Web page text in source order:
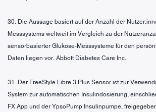
30. Die Aussage basiert auf der Anzahl der
Messsystems weltweit im Vergleich zu der
sensorbasierter Glukose-Messsysteme für den
Daten liegen vor. Abbott Diabetes Care Inc.
31. Der FreeStyle Libre 3 Plus Sensor ist zur
System zur automatischen Insulindosierung,
FX App und der YpsoPump Insulinpumpe,